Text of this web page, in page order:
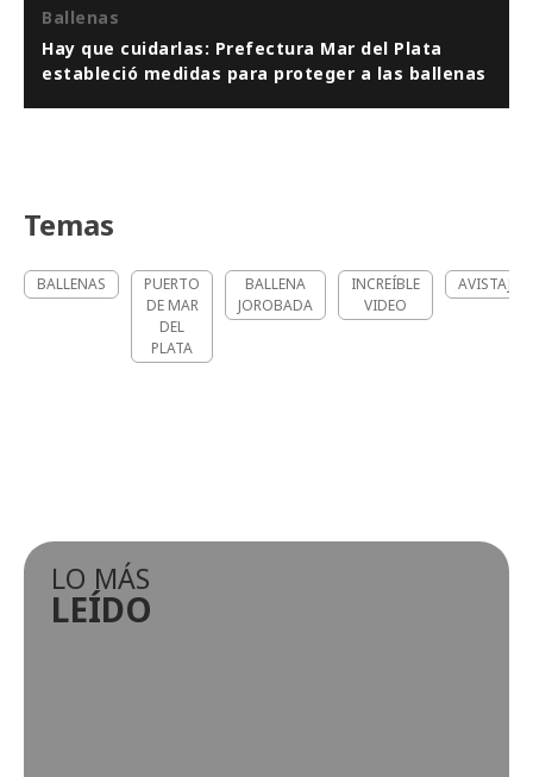
Ballenas
Hay que cuidarlas: Prefectura Mar del Plata
estableció medidas para proteger a las ballenas
Temas
BALLENAS
PUERTO
DE MAR
DEL
PLATA
BALLENA
JOROBADA
INCREÍBLE
VIDEO
AVISTAJE
LO MÁS
LEÍDO